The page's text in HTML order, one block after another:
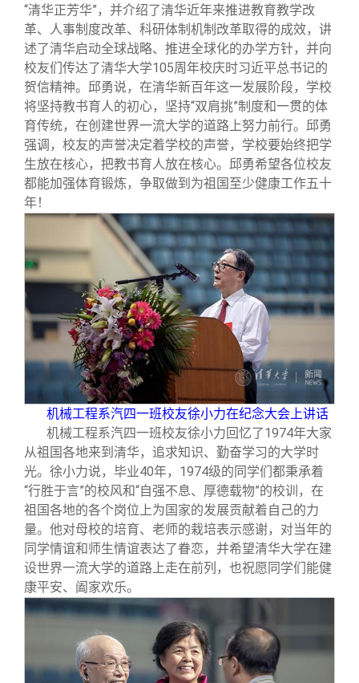
“清华正芳华”，并介绍了清华近年来推进教育教学改
革、人事制度改革、科研体制机制改革取得的成效，讲
述了清华启动全球战略、推进全球化的办学方针，并向
校友们传达了清华大学105周年校庆时习近平总书记的
贺信精神。邱勇说，在清华新百年这一发展阶段，学校
将坚持教书育人的初心，坚持“双肩挑”制度和一贯的体
育传统，在创建世界一流大学的道路上努力前行。邱勇
强调，校友的声誉决定着学校的声誉，学校要始终把学
生放在核心，把教书育人放在核心。邱勇希望各位校友
都能加强体育锻炼，争取做到为祖国至少健康工作五十
年！
机械工程系汽四一班校友徐小力在纪念大会上讲话
机械工程系汽四一班校友徐小力回忆了1974年大家
从祖国各地来到清华，追求知识、勤奋学习的大学时
光。徐小力说，毕业40年，1974级的同学们都秉承着
“行胜于言”的校风和“自强不息、厚德载物”的校训，在
祖国各地的各个岗位上为国家的发展贡献着自己的力
量。他对母校的培育、老师的栽培表示感谢，对当年的
同学情谊和师生情谊表达了眷恋，并希望清华大学在建
设世界一流大学的道路上走在前列，也祝愿同学们能健
康平安、阖家欢乐。